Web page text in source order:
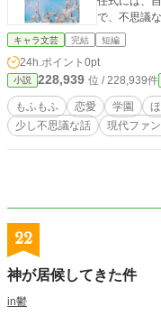
で、不思議
キャラ文芸 完結 短編
24h.ポイント 0pt
小説 228,939 位 / 228,939件
もふもふ 恋愛 学園
少し不思議な話
現代ファ
22
神が居候してきた件
in鬱